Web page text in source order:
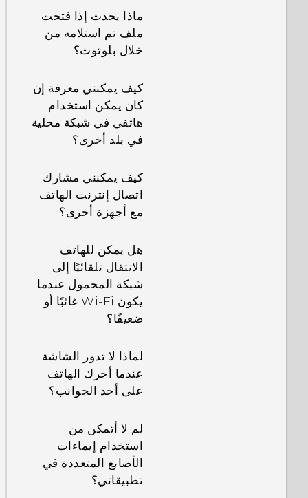
ماذا يحدث إذا فتحت
ملف تم استلامه من
خلال بلوتوث؟
كيف يمكنني معرفة إن
كان يمكن استخدام
هاتفي في شبكة محلية
في بلد أخرى؟
كيف يمكنني مشارك
اتصال إنترنت الهاتف
مع أجهزة أخرى؟
هل يمكن للهاتف
الانتقال تلقائيًا إلى
شبكة المحمول عندما
يكون Wi‍-Fi غائبًا أو
ضعيفًا؟
لماذا لا تدور الشاشة
عندما أحرك الهاتف
على أحد الجوانب؟
لم لا أتمكن من
استخدام إيماءات
الأصابع المتعددة في
تطبيقاتي؟